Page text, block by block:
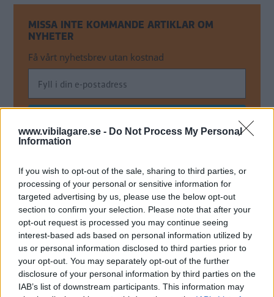
www.vibilagare.se - Do Not Process My Personal
Information
If you wish to opt-out of the sale, sharing to third parties, or
processing of your personal or sensitive information for
targeted advertising by us, please use the below opt-out
section to confirm your selection. Please note that after your
opt-out request is processed you may continue seeing
interest-based ads based on personal information utilized by
us or personal information disclosed to third parties prior to
your opt-out. You may separately opt-out of the further
disclosure of your personal information by third parties on the
IAB’s list of downstream participants. This information may
MISSA INTE KOMMANDE ARTIKLAR OM
NYHETER
Få vårt nyhetsbrev utan kostnad
MER FRÅN VI BILÄGARE
"GM rädd för
konkurrens"
NYHETER
Spykers uttalande
om nytt Saabbud
NYHETER
Nytt bud på
NYHETER